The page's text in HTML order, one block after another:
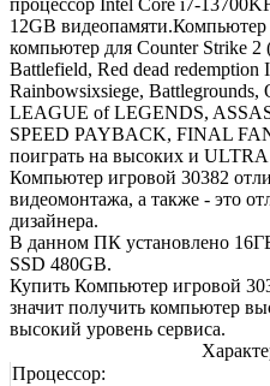
12GB видеопамяти.Компьютер
компьютер для Counter Strike
Battlefield, Red dead redemption
Rainbowsixsiege, Battlegrounds,
LEAGUE of LEGENDS,
SPEED PAYBACK, FINAL
поиграть на высоких и ULTRA
Компьютер игровой 30382
видеомонтажа, а также - это
дизайнера.
В данном ПК установлено
SSD 480GB.
Купить Компьютер игровой
значит получить компьютер
высокий уровень сервиса.
Процессор: